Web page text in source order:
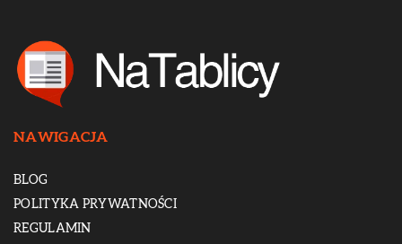
NAWIGACJA
BLOG
POLITYKA PRYWATNOŚCI
REGULAMIN